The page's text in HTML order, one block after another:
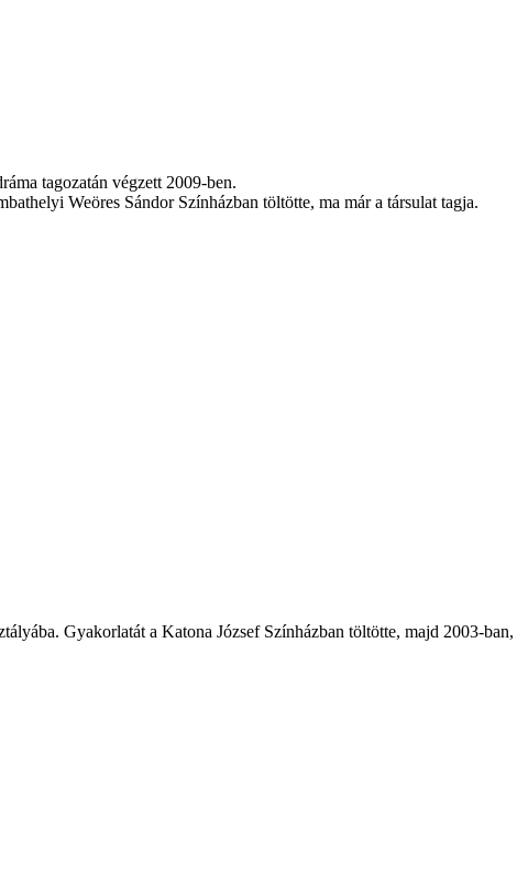
tagozatán végzett 2009-ben.
Weöres Sándor Színházban töltötte, ma már a társulat tagja.
Gyakorlatát a Katona József Színházban töltötte, majd 2003-ban,